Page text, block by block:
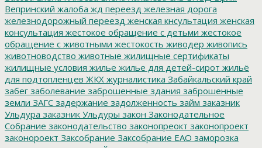
Вепринский жалоба жд переезд железная дорога
железнодорожный переезд женская кнсультация женская
консультация жестокое обращение с детьми жестокое
обращение с животными жестокость живодер живопись
животноводство животные жилищные сертификаты
жилищные условия жилье жилье для детей-сирот жильё
для подтопленцев ЖКХ журналистика Забайкальский край
забег заболевание заброшенные здания заброшенные
земли ЗАГС задержание задолженность займ заказник
Ульдура заказник Ульдуры закон Законодательное
Собрание законодательство законопреокт законопроект
законороект Заксобрание Заксобрание ЕАО заморозка